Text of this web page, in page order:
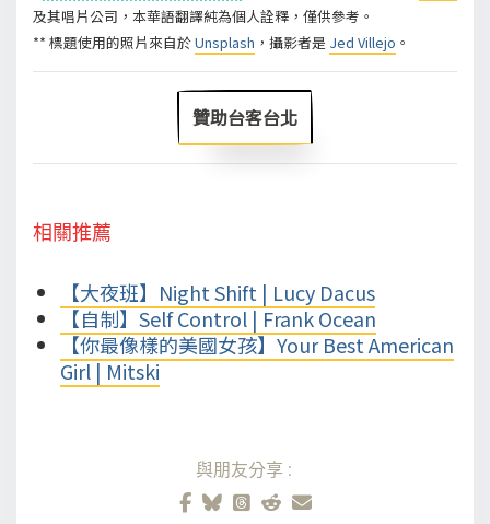
及其唱片公司，本華語翻譯純為個人詮釋，僅供參考。
** 標題使用的照片來自於Unsplash ，攝影者是 Jed Villejo 。
贊助台客台北
相關推薦
【大夜班】Night Shift | Lucy Dacus
【自制】Self Control | Frank Ocean
【你最像樣的美國女孩】Your Best American
Girl | Mitski
與朋友分享: